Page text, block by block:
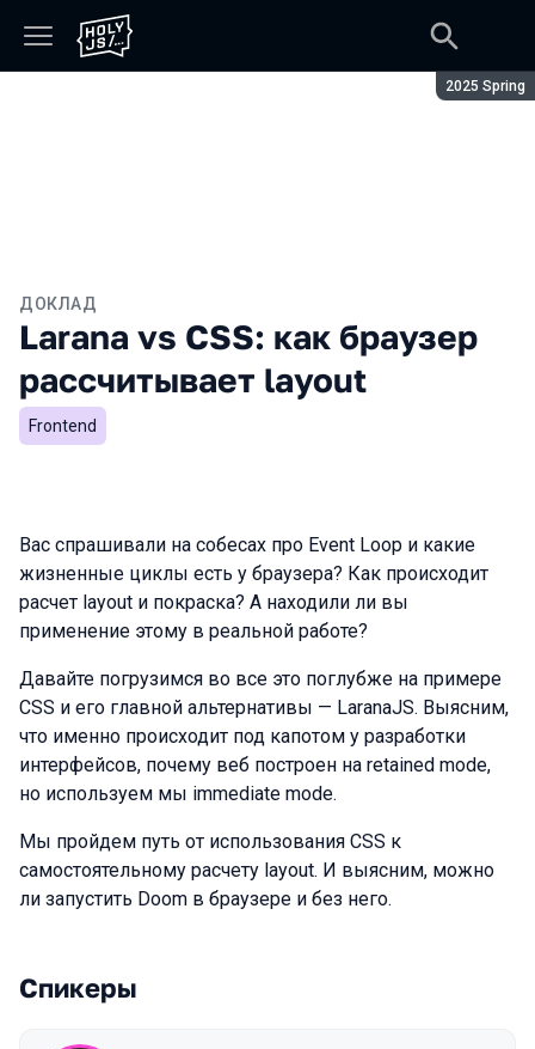
Сезон:
2025 Spring
ДОКЛАД
Larana vs CSS: как браузер
рассчитывает layout
Frontend
Вас спрашивали на собесах про Event Loop и какие
жизненные циклы есть у браузера? Как происходит
расчет layout и покраска? А находили ли вы
применение этому в реальной работе?
Давайте погрузимся во все это поглубже на примере
CSS и его главной альтернативы — LaranaJS. Выясним,
что именно происходит под капотом у разработки
интерфейсов, почему веб построен на retained mode,
но используем мы immediate mode.
Мы пройдем путь от использования CSS к
самостоятельному расчету layout. И выясним, можно
ли запустить Doom в браузере и без него.
Спикеры